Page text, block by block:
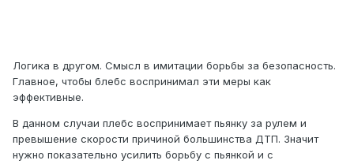
Логика в другом. Смысл в имитации борьбы за безопасность.
Главное, чтобы блебс воспринимал эти меры как
эффективные.
В данном случаи плебс воспринимает пьянку за рулем и
превышение скорости причиной большинства ДТП. Значит
нужно показательно усилить борьбу с пьянкой и с